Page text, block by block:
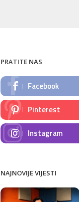
PRATITE NAS
Facebook
Pinterest
Instagram
NAJNOVIJE VIJESTI